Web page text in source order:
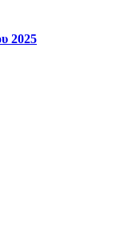
2025